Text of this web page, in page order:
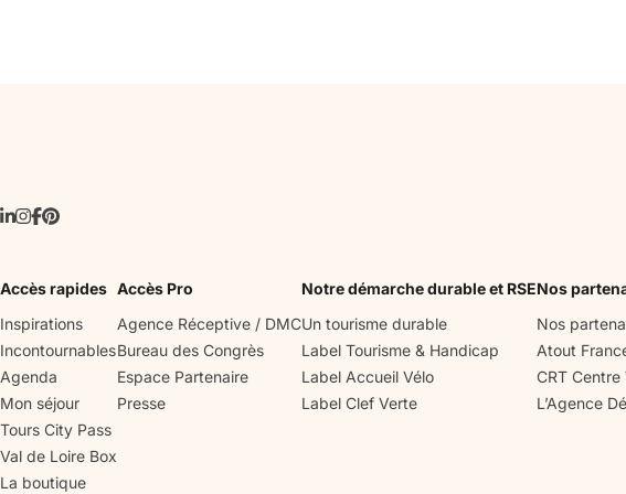
Accès rapides
Inspirations
Incontournables
Agenda
Mon séjour
Tours City Pass
Val de Loire Box
La boutique
Accès Pro
Agence Réceptive / DMC
Bureau des Congrès
Espace Partenaire
Presse
Notre démarche durable et RSE
Un tourisme durable
Label Tourisme & Handicap
Label Accueil Vélo
Label Clef Verte
Nos
Nos
Atout
CRT Centre
L’Agence